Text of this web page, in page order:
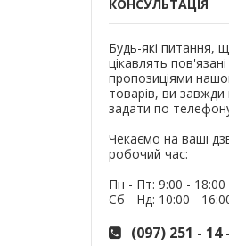
КОНСУЛЬТАЦІЯ
Будь-які питання,
цікавлять пов'язані
пропозиціями
товарів, ви
задати по
Чекаємо на ваші
робочий час:
Пн - Пт: 9:00 - 18:00
Сб - Нд: 10:00 -
(097) 251 - 14